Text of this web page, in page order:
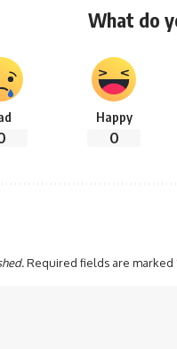
What do
Happy
0
Required fields are marked